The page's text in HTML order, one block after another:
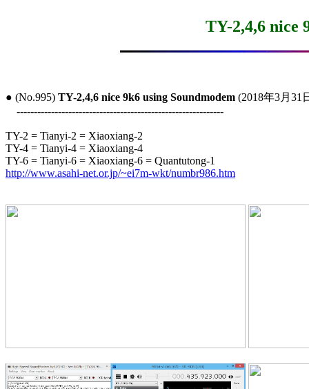
TY-2,4,6 nice
● (No.995) TY-2,4,6 nice 9k6 using Soundmodem (2018年3月31
------------------------------------------------------------
TY-2 = Tianyi-2 = Xiaoxiang-2
TY-4 = Tianyi-4 = Xiaoxiang-4
http://www.asahi-net.or.jp/~ei7m-wkt/numbr986.htm